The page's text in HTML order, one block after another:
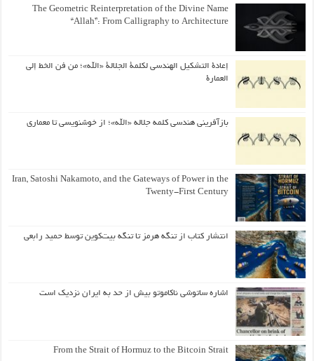
The Geometric Reinterpretation of the Divine Name
“Allah”: From Calligraphy to Architecture
إعادة التشكيل الهندسي لكلمة الجلالة «الله»؛ من فن الخط إلى
العمارة
بازآفرینی هندسی کلمه جلاله «الله»؛ از خوشنویسی تا معماری
Iran, Satoshi Nakamoto, and the Gateways of Power in the
Twenty-First Century
انتشار کتاب از تنگه هرمز تا تنگه بیت‌کوین توسط حمید رابعی
اشاره ساتوشی ناکاموتو بیش از حد به ایران نزدیک است
From the Strait of Hormuz to the Bitcoin Strait